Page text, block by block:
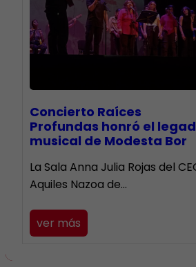
​Concierto Raíces
Profundas honró el
musical de Modesta Bor
La Sala Anna Julia Rojas del
Aquiles Nazoa de…
ver más